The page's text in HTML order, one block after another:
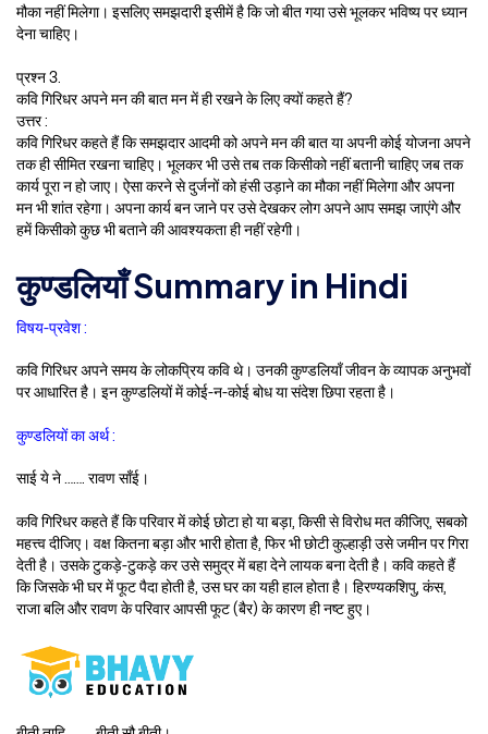
मौका नहीं मिलेगा। इसलिए समझदारी इसीमें है कि जो बीत गया उसे भूलकर भविष्य पर ध्यान
देना चाहिए।
प्रश्न 3.
कवि गिरिधर अपने मन की बात मन में ही रखने के लिए क्यों कहते हैं?
उत्तर :
कवि गिरिधर कहते हैं कि समझदार आदमी को अपने मन की बात या अपनी कोई योजना अपने
तक ही सीमित रखना चाहिए। भूलकर भी उसे तब तक किसीको नहीं बतानी चाहिए जब तक
कार्य पूरा न हो जाए। ऐसा करने से दुर्जनों को हंसी उड़ाने का मौका नहीं मिलेगा और अपना
मन भी शांत रहेगा। अपना कार्य बन जाने पर उसे देखकर लोग अपने आप समझ जाएंगे और
हमें किसीको कुछ भी बताने की आवश्यकता ही नहीं रहेगी।
कुण्डलियाँ Summary in Hindi
विषय-प्रवेश :
कवि गिरिधर अपने समय के लोकप्रिय कवि थे। उनकी कुण्डलियाँ जीवन के व्यापक अनुभवों
पर आधारित है। इन कुण्डलियों में कोई-न-कोई बोध या संदेश छिपा रहता है।
कुण्डलियों का अर्थ :
साई ये ने ……. रावण साँई।
कवि गिरिधर कहते हैं कि परिवार में कोई छोटा हो या बड़ा, किसी से विरोध मत कीजिए, सबको
महत्त्व दीजिए। वक्ष कितना बड़ा और भारी होता है, फिर भी छोटी कुल्हाड़ी उसे जमीन पर गिरा
देती है। उसके टुकड़े-टुकड़े कर उसे समुद्र में बहा देने लायक बना देती है। कवि कहते हैं
कि जिसके भी घर में फूट पैदा होती है, उस घर का यही हाल होता है। हिरण्यकशिपु, कंस,
राजा बलि और रावण के परिवार आपसी फूट (बैर) के कारण ही नष्ट हुए।